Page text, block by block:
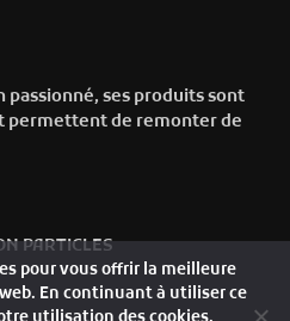
passionné, ses produits sont
permettent de remonter de
PARTICLES
pour vous offrir la meilleure
En continuant à utiliser ce